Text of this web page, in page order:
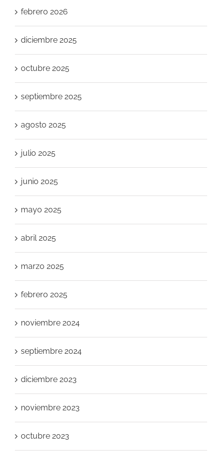
febrero 2026
diciembre 2025
octubre 2025
septiembre 2025
agosto 2025
julio 2025
junio 2025
mayo 2025
abril 2025
marzo 2025
febrero 2025
noviembre 2024
septiembre 2024
diciembre 2023
noviembre 2023
octubre 2023